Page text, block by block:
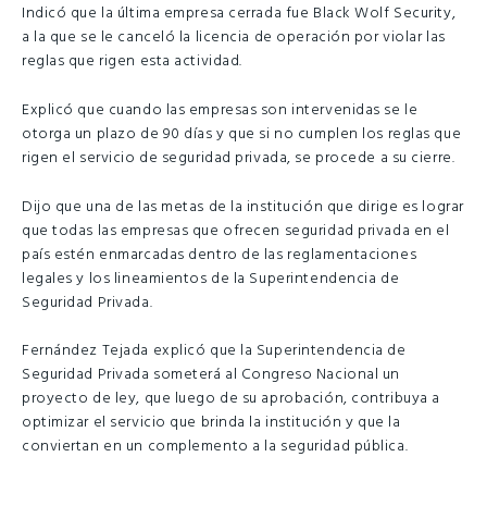
Indicó que la última empresa cerrada fue Black Wolf Security,
a la que se le canceló la licencia de operación por violar las
reglas que rigen esta actividad.
Explicó que cuando las empresas son intervenidas se le
otorga un plazo de 90 días y que si no cumplen los reglas que
rigen el servicio de seguridad privada, se procede a su cierre.
Dijo que una de las metas de la institución que dirige es lograr
que todas las empresas que ofrecen seguridad privada en el
país estén enmarcadas dentro de las reglamentaciones
legales y los lineamientos de la Superintendencia de
Seguridad Privada.
Fernández Tejada explicó que la Superintendencia de
Seguridad Privada someterá al Congreso Nacional un
proyecto de ley, que luego de su aprobación, contribuya a
optimizar el servicio que brinda la institución y que la
conviertan en un complemento a la seguridad pública.